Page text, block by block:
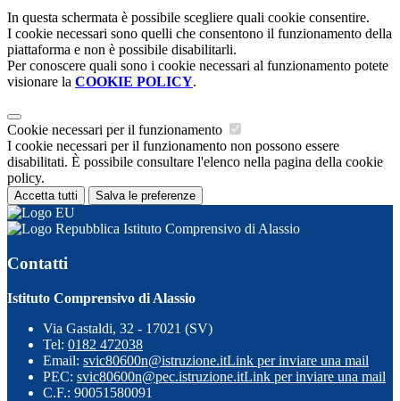
In questa schermata è possibile scegliere quali cookie consentire.
I cookie necessari sono quelli che consentono il funzionamento della
piattaforma e non è possibile disabilitarli.
Per conoscere quali sono i cookie necessari al funzionamento potete
visionare la COOKIE POLICY.
Cookie necessari per il funzionamento
I cookie necessari per il funzionamento non possono essere
disabilitati. È possibile consultare l'elenco nella pagina della cookie
policy.
Accetta tutti Salva le preferenze
Istituto Comprensivo di Alassio
Contatti
Istituto Comprensivo di Alassio
Via Gastaldi, 32 - 17021 (SV)
Tel: 0182 472038
Email: svic80600n@istruzione.itLink per inviare una mail
PEC: svic80600n@pec.istruzione.itLink per inviare una mail
C.F.: 90051580091